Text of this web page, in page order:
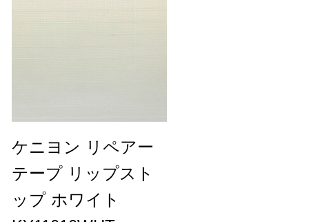
ケニヨン リペアー
テープ リップスト
ップ ホワイト